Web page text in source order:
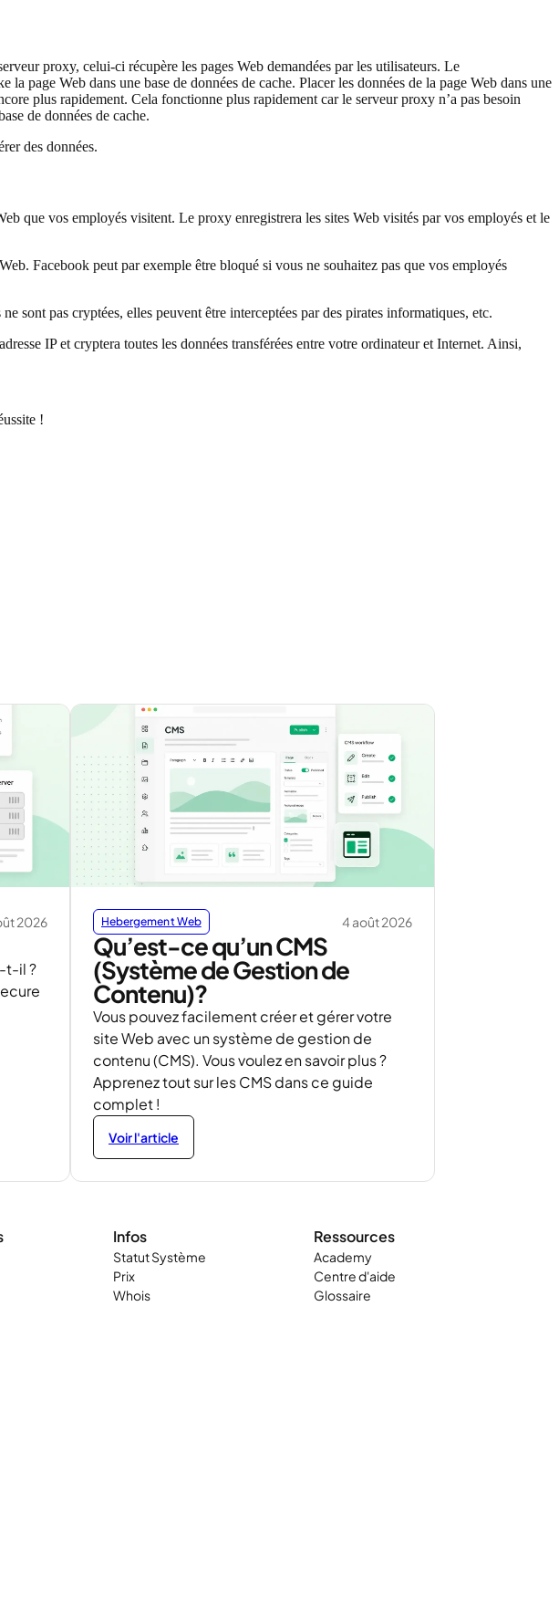
proxy, celui-ci récupère les pages Web demandées par les utilisateurs. Le
page Web dans une base de données de cache. Placer les données de la page Web dans une
plus rapidement. Cela fonctionne plus rapidement car le serveur proxy n’a pas besoin
de données de cache.
des données.
que vos employés visitent. Le proxy enregistrera les sites Web visités par vos employés et le
Facebook peut par exemple être bloqué si vous ne souhaitez pas que vos employés
sont pas cryptées, elles peuvent être interceptées par des pirates informatiques, etc.
IP et cryptera toutes les données transférées entre votre ordinateur et Internet. Ainsi,
!
2026
t-il ?
Hebergement Web 4 août 2026
Qu’est-ce qu’un CMS
(Système de Gestion de
Contenu)?
Vous pouvez facilement créer et gérer votre
site Web avec un système de gestion de
contenu (CMS). Vous voulez en savoir plus ?
Apprenez tout sur les CMS dans ce guide
complet !
Voir l'article
Infos
Statut Système
Prix
Whois
Ressources
Academy
Centre d'aide
Glossaire